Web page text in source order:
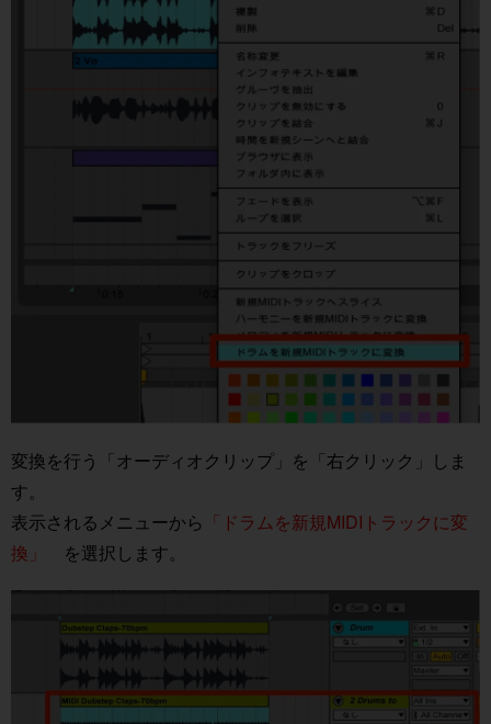
変換を行う「オーディオクリップ」を「右クリック」しま
す。
表示されるメニューから 「ドラムを新規MIDIトラックに変
換」
を選択します。